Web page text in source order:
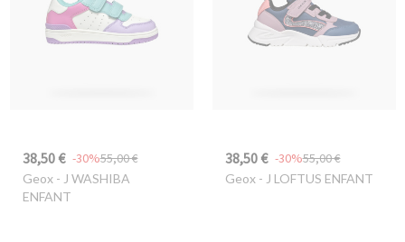
38,50 € 55,00 €
-30%
Geox- J WASHIBA
ENFANT
38,50 € 55,00 €
-30%
Geox- J LOFTUS ENFANT